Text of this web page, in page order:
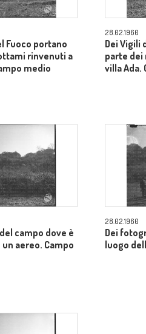
Fuoco portano
rinvenuti a
medio
28.02.1960
Dei Vigili
parte
villa Ada.
campo dove è
aereo. Campo
28.02.1960
Dei
luogo